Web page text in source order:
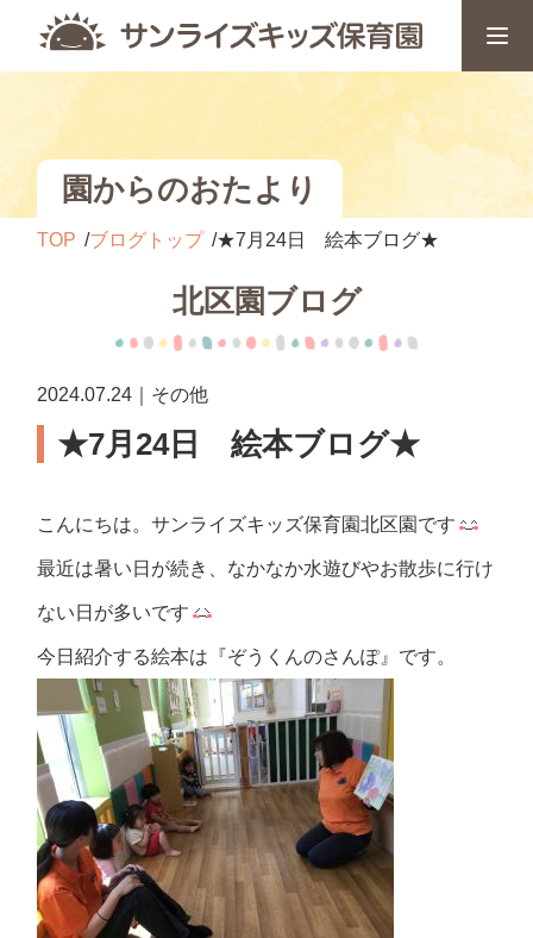
園からのおたより
TOP ブログトップ ★7月24日 絵本ブログ★
北区園ブログ
2024.07.24｜その他
★7月24日 絵本ブログ★
こんにちは。サンライズキッズ保育園北区園です
最近は暑い日が続き、なかなか水遊びやお散歩に行け
ない日が多いです
今日紹介する絵本は『ぞうくんのさんぽ』です。